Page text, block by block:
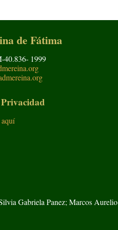
de Fátima
40.836- 1999
Gabriela Panez; Marcos